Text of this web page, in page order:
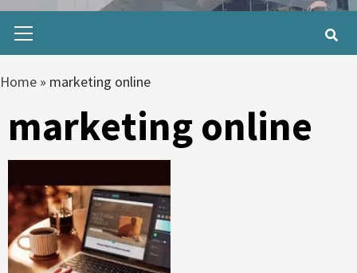
Menu
Home » marketing online
marketing online